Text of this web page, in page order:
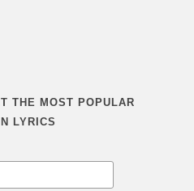
THE MOST POPULAR
LYRICS